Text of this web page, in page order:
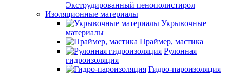
Экструдированный пенополистирол
Изоляционные материалы
Укрывочные
материалы
Праймер, мастика
Рулонная
гидроизоляция
Гидро-пароизоляция